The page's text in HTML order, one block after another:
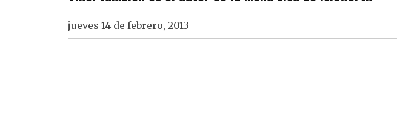
jueves 14 de febrero, 2013